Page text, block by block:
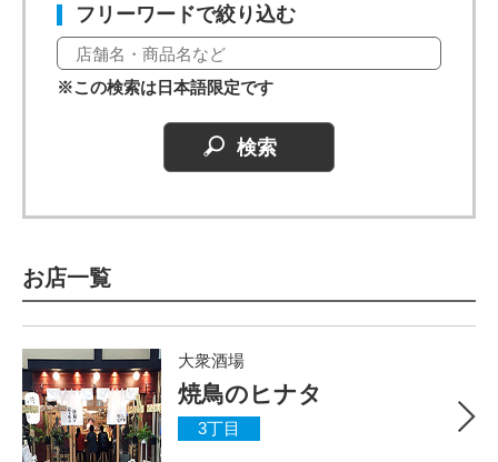
フリーワードで絞り込む
※この検索は日本語限定です
お店一覧
大衆酒場
焼鳥のヒナタ
3丁目